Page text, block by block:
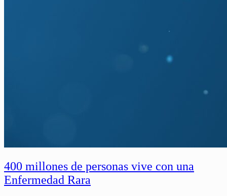
400 millones de personas vive con una
Enfermedad Rara